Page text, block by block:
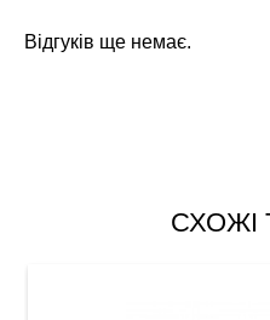
Відгуків ще немає.
СХОЖІ